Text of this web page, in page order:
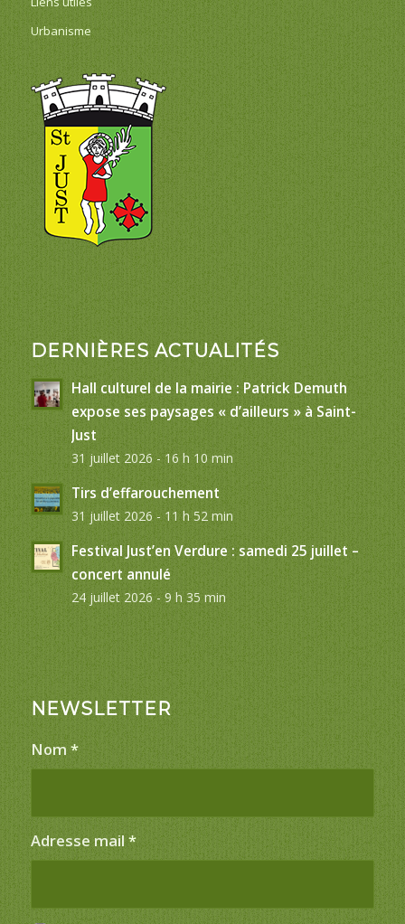
Urbanisme
DERNIÈRES ACTUALITÉS
Hall culturel de la mairie : Patrick Demuth
expose ses paysages « d’ailleurs » à Saint-
Just
31 juillet 2026 - 16 h 10 min
Tirs d’effarouchement
31 juillet 2026 - 11 h 52 min
Festival Just’en Verdure : samedi 25 juillet –
concert annulé
24 juillet 2026 - 9 h 35 min
NEWSLETTER
Nom *
Adresse mail *